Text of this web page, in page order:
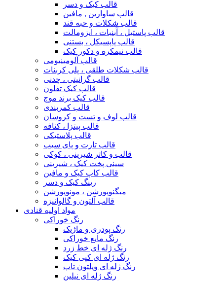
قالب کیک و دسر
قالب ساوارین , مافین
قالب شکلات و حبه قند
قالب پاستیل ، آبنبات ، ایزومالت
قالب پاپسیکل ، بستنی
قالب نیمکره و دکور کیک
قالب آلومینیومی
قالب شکلات طلقی ، پلی کربنات
قالب گرانیتی ، چدنی
قالب کیک تفلون
قالب کیک برند موج
قالب کمربندی
قالب لوف و تست و کروسان
قالب پیتزا ، کنافه
قالب پلاستیکی
قالب تارت و پای سیب
قالب و کاتر شیرینی ، کوکی
سینی پخت کیک ، شیرینی
قالب کاپ کیک و مافین
رینگ کیک و دسر
میگنوپورشن ، مونوپورشن
قالب آلتون و گالوانیزه
مواد اولیه قنادی
رنگ خوراکی
رنگ پودری و ماژیک
رنگ مایع خوراکی
رنگ ژله ای خط زرد
رنگ ژله ای کپی کیک
رنگ ژله ای ویلتون تاپ
رنگ ژله ای نیلین